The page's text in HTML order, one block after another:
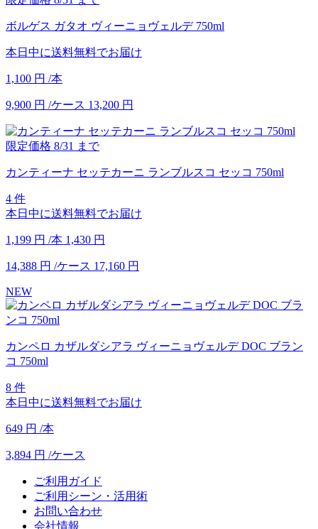
ボルゲス ガタオ ヴィーニョヴェルデ 750ml
本日中に送料無料でお届け
1,100 円 /本
9,900 円 /ケース 13,200 円
限定価格 8/31 まで
カンティーナ セッテカーニ ランブルスコ セッコ 750ml
4 件
本日中に送料無料でお届け
1,199 円 /本 1,430 円
14,388 円 /ケース 17,160 円
NEW
カンペロ カザルダシアラ ヴィーニョヴェルデ DOC ブラン
コ 750ml
8 件
本日中に送料無料でお届け
649 円 /本
3,894 円 /ケース
ご利用ガイド
ご利用シーン・活用術
お問い合わせ
会社情報